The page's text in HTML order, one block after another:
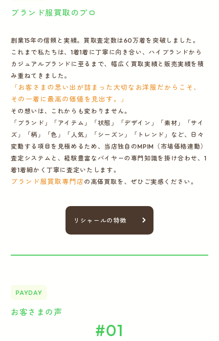
ブランド服買取のプロ
創業15年の信頼と実績。買取査定数は60万着を突破しました。
これまで私たちは、1着1着に丁寧に向き合い、ハイブランドから
カジュアルブランドに至るまで、幅広く買取実績と販売実績を積
み重ねてきました。
「お客さまの思い出が詰まった大切なお洋服だからこそ、
その一着に最高の価値を見出す。」
その想いは、これからも変わりません。
「ブランド」「アイテム」「状態」「デザイン」「素材」「サイ
ズ」「柄」「色」「人気」「シーズン」「トレンド」など、日々
変動する項目を見極めるため、当店独自のMPIM（市場価格連動）
査定システムと、経験豊富なバイヤーの専門知識を掛け合わせ、1
着1着細かく丁寧に査定いたします。
ブランド服買取専門店の高価買取を、ぜひご実感ください。
リシャールの特徴
PAYDAY
お客さまの声
#01